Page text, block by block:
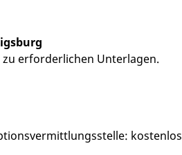
erforderlichen Unterlagen.
kostenlos